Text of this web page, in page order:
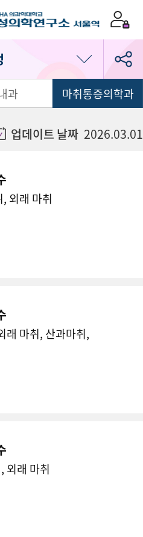
과 마취통증의학과
업데이트 날짜 2026.03.01
외래 마취
래 마취, 산과마취,
외래 마취